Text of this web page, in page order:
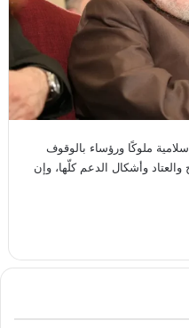
ملوكًا ورؤساء بالوقوف
وأشكال الدعم كلّها، وإن